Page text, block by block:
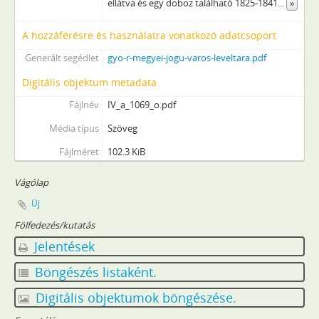
[fondfőcsoport] VIII - Intézetek, intézmények, 1894–2013
[fondfőcsoport] X - Egyesületek, pártok, 1827–2015
[fondfőcsoport] XI - Gazdasági szervek, 1939–1945
[fondfőcsoport] XV - Gyűjtemények, 1322–2016
[fondfőcsoport] XVI - A Népköztársaság és a Tanácsköztársaság forradalmi szervei, 1919
[fondfőcsoport] XXIII - Tanácsok, 1950–1990
[fondfőcsoport] XXXIII - Külön intézkedéssel levéltárba utalt iratok, 1895–2010
ellátva és egy doboz található 1825-1841... »
A hozzáférésre és használatra vonatkozó adatcsoport
Generált segédlet gyo-r-megyei-jogu-varos-leveltara.pdf
Digitális objektum metadata
Fájlnév
IV_a_1069_o.pdf
Média típus
Szöveg
Fájlméret
102.3 KiB
Vágólap
Új
Fölfedezés/kutatás
Jelentések
Böngészés listaként.
Digitális objektumok böngészése.